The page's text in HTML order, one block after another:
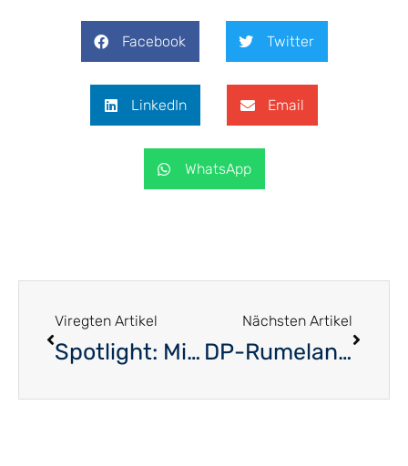
Facebook Twitter
LinkedIn Email
WhatsApp
Viregten Artikel
Spotlight: Michael Agostini
Nächsten Artikel
DP-Rumelange : Une équipe bleue dans la ville de la terre rouge